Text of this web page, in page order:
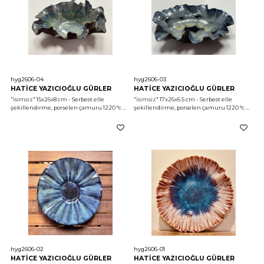
hyg2606-04
HATİCE YAZICIOĞLU GÜRLER
"İsimsiz" 15x26x8 cm - Serbest elle
şekillendirme, porselen çamuru 1220 °c
hyg2606-03
HATİCE YAZICIOĞLU GÜRLER
"İsimsiz" 17x26x6.5 cm - Serbest elle
şekillendirme, porselen çamuru 1220 °c
hyg2606-02
HATİCE YAZICIOĞLU GÜRLER
hyg2606-01
HATİCE YAZICIOĞLU GÜRLER